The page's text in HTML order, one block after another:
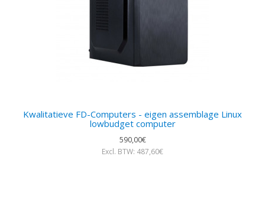
Kwalitatieve FD-Computers - eigen assemblage Linux
lowbudget computer
590,00€
Excl. BTW: 487,60€